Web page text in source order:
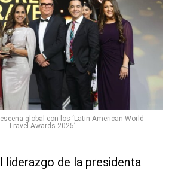
global con los ‘Latin American World
Travel Awards 2025’
liderazgo de la presidenta